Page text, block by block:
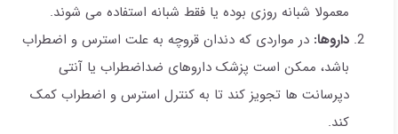
معمولا شبانه روزی بوده یا فقط شبانه استفاده می شوند.
داروها: در مواردی که دندان قروچه به علت استرس و اضطراب
باشد، ممکن است پزشک داروهای ضداضطراب یا آنتی
دپرسانت ها تجویز کند تا به کنترل استرس و اضطراب کمک
کند.